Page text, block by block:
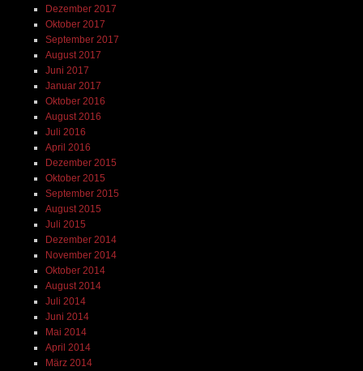
Dezember 2017
Oktober 2017
September 2017
August 2017
Juni 2017
Januar 2017
Oktober 2016
August 2016
Juli 2016
April 2016
Dezember 2015
Oktober 2015
September 2015
August 2015
Juli 2015
Dezember 2014
November 2014
Oktober 2014
August 2014
Juli 2014
Juni 2014
Mai 2014
April 2014
März 2014